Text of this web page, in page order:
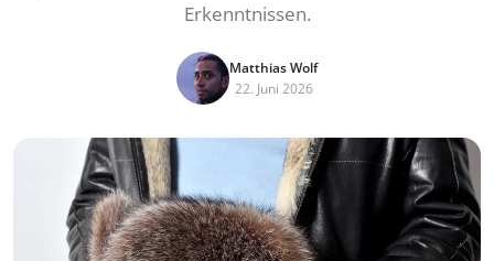
Erkenntnissen.
Matthias Wolf
22. Juni 2026